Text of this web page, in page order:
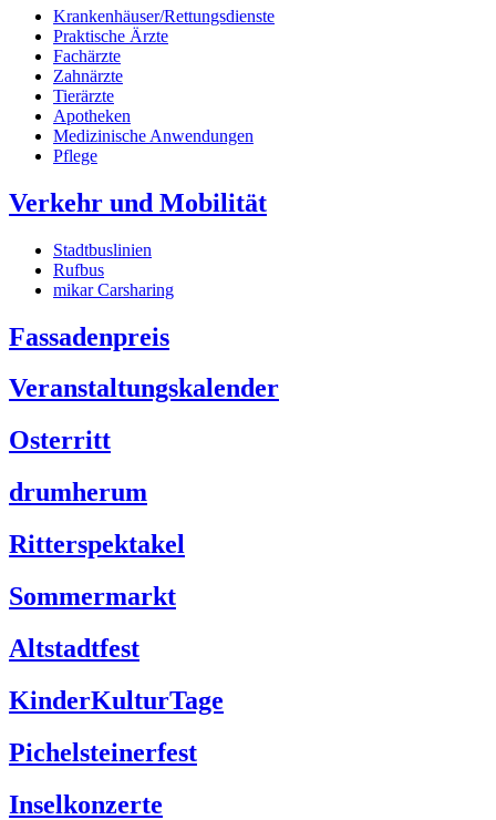
Krankenhäuser/Rettungsdienste
Praktische Ärzte
Fachärzte
Zahnärzte
Tierärzte
Apotheken
Medizinische Anwendungen
Pflege
Verkehr und Mobilität
Stadtbuslinien
Rufbus
mikar Carsharing
Fassadenpreis
Veranstaltungskalender
Osterritt
drumherum
Ritterspektakel
Sommermarkt
Altstadtfest
KinderKulturTage
Pichelsteinerfest
Inselkonzerte